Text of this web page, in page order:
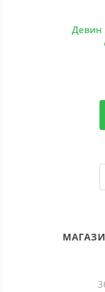
Девин